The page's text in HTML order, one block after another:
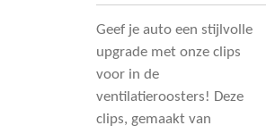
Geef je auto een stijlvolle
upgrade met onze clips
voor in de
ventilatieroosters! Deze
clips, gemaakt van